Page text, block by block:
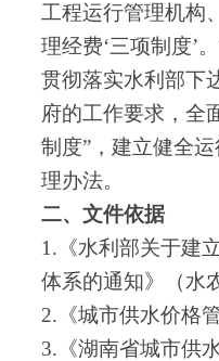
工程运行管理机构
理经费‘三项制度’。
贯彻落实水利部下
府的工作要求 ， 全
制度”， 建立健全运
理办法。
二、文件依据
1.《水利部关于建
体系的通知》（水
2.《城市供水价格
3.《湖南省城市供